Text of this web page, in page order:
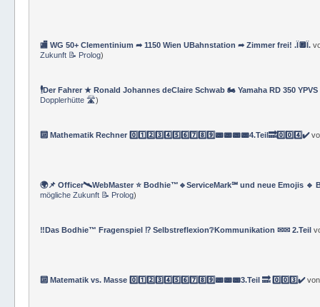
🏬 WG 50+ Clementinium ➦ 1150 Wien UBahnstation ➦ Zimmer frei! .Ï🔲Ï.
Zukunft 📝 Prolog)
🕴Der Fahrer ★ Ronald Johannes deClaire Schwab 🏍️ Yamaha RD 350
Dopplerhütte 🛣)
🔟 Mathematik Rechner 0️⃣1️⃣2️⃣3️⃣4️⃣5️⃣6️⃣7️⃣8️⃣9️⃣📟📟📟📟4.Teil🔜0️⃣0️⃣4️⃣✔️
🌍📌 Officer🛰WebMaster ⭐️ Bodhie™🔹ServiceMark℠ und neue Emojis 🔹
mögliche Zukunft 📝 Prolog)
‼️Das Bodhie™ Fragenspiel ⁉️ Selbstreflexion❔Kommunikation ✉✉ 2.Teil
🔟 Matematik vs. Masse 0️⃣1️⃣2️⃣3️⃣4️⃣5️⃣6️⃣7️⃣8️⃣9️⃣📟📟📟3.Teil 🔜 0️⃣0️⃣3️⃣✔️